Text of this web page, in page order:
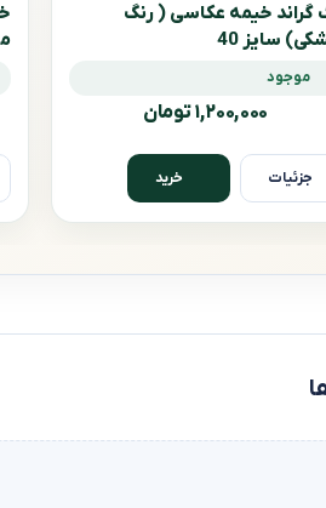
گراند خیمه عکاسی ( رنگ
سایز 40
موجود
۱,۲۰۰,۰۰۰ تومان
جزئیات خرید